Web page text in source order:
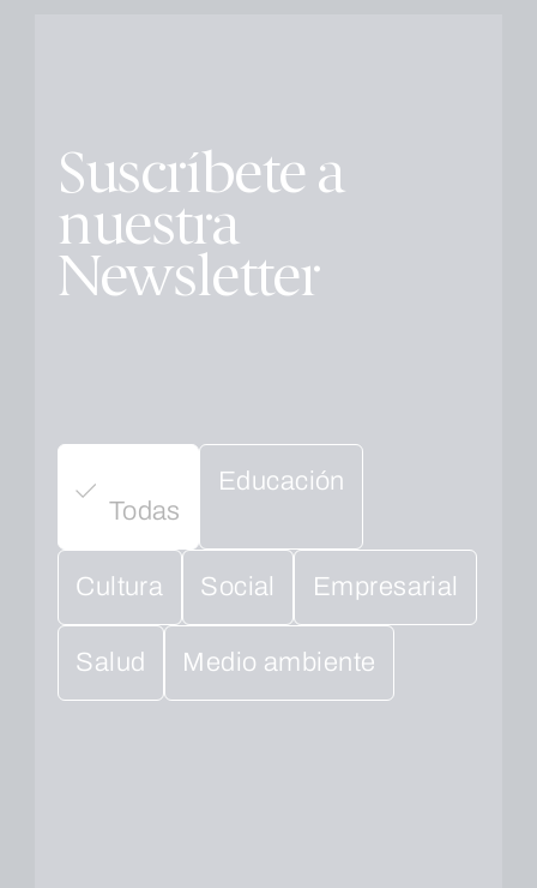
Suscríbete a
nuestra
Newsletter
Todas
Educación
Cultura Social Empresarial
Salud Medio ambiente